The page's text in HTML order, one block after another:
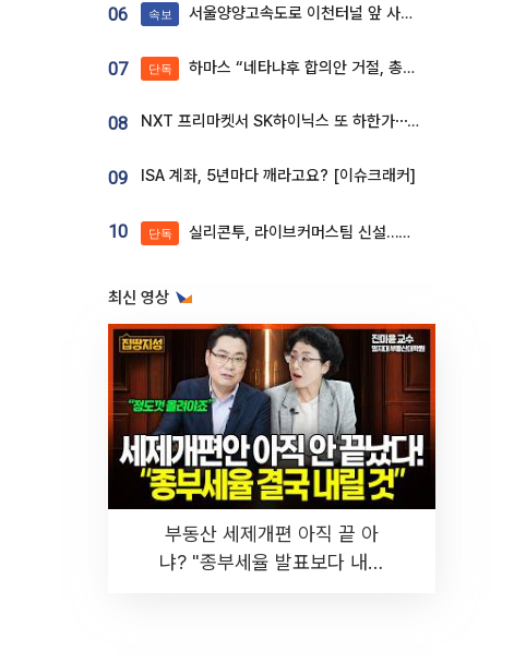
06 속보 서울양양고속도로 이천터널 앞 사고 발생
07 단독 하마스 “네타냐후 합의안 거절, 총선 앞두고 시간 끌기”
08 NXT 프리마켓서 SK하이닉스 또 하한가⋯‘11주 거래’에 시초가 왜곡
09 ISA 계좌, 5년마다 깨라고요? [이슈크래커]
10 단독 실리콘투, 라이브커머스팀 신설…K뷰티 ‘글로벌 판매망’ 확대[K뷰티 라방戰]
최신 영상
부동산 세제개편 아직 끝 아
냐? "종부세율 발표보다 내릴